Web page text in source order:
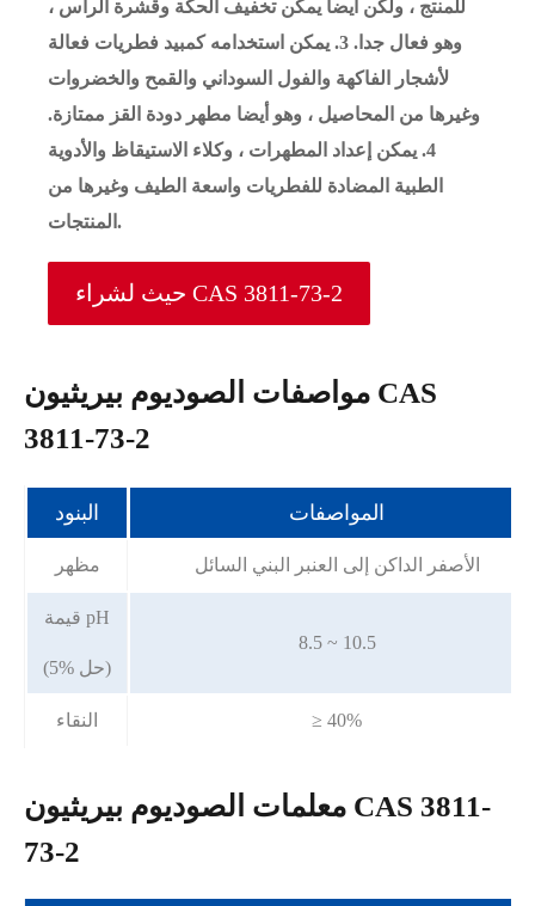
للمنتج ، ولكن أيضا يمكن تخفيف الحكة وقشرة الرأس ،
وهو فعال جدا. 3. يمكن استخدامه كمبيد فطريات فعالة
لأشجار الفاكهة والفول السوداني والقمح والخضروات
وغيرها من المحاصيل ، وهو أيضا مطهر دودة القز ممتازة.
4. يمكن إعداد المطهرات ، وكلاء الاستيقاظ والأدوية
الطبية المضادة للفطريات واسعة الطيف وغيرها من
المنتجات.
حيث لشراء CAS 3811-73-2
مواصفات الصوديوم بيريثيون CAS
3811-73-2
البنود المواصفات
مظهر الأصفر الداكن إلى العنبر البني السائل
قيمة pH
(5% حل)
8.5 ~ 10.5
النقاء ≥ 40%
معلمات الصوديوم بيريثيون CAS 3811-
73-2